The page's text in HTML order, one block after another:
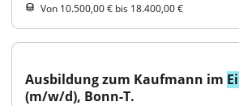
Von 10.500,00 € bis 18.400,00 €
Ausbildung zum Kaufmann im
(m/w/d), Bonn-T.